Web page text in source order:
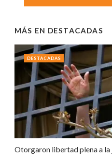
MÁS EN DESTACADAS
Otorgaron libertad plena a
DESTACADAS